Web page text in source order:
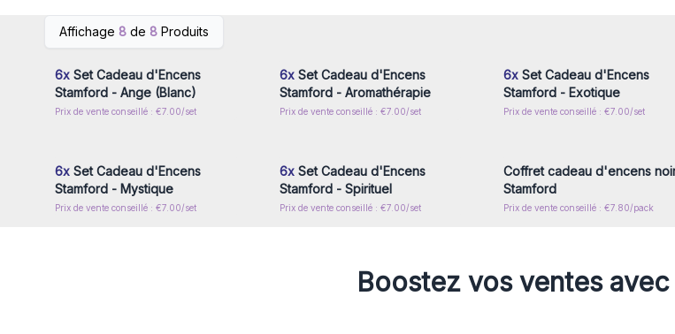
Affichage 8 de 8 Produits
vous pour accéder aux prix de
gros
6x Set Cadeau d'Encens
Stamford - Ange (Blanc)
Prix de vente conseillé : €7.00/set
6xSet Cadeau d'Encens
Stamford - Aromathérapie
Prix de vente conseillé : €7.00/set
6x Set Cadeau d'Encens
Stamford - Exotique
Prix de vente conseillé : €7.00/set
Connectez-vous ou inscrivez-
6x Set Cadeau d'Encens
Stamford - Mystique
Prix de vente conseillé : €7.00/set
Connectez-vous ou inscrivez-
6xSet Cadeau d'Encens
Stamford - Spirituel
Prix de vente conseillé : €7.00/set
Connectez-vous ou inscrivez-
Coffret cadeau d'encens
Stamford
Prix de vente conseillé : €7.80/pack
Boostez vos ventes